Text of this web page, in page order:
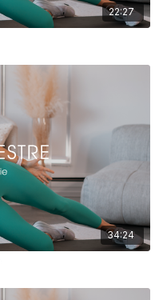
22:27
34:24